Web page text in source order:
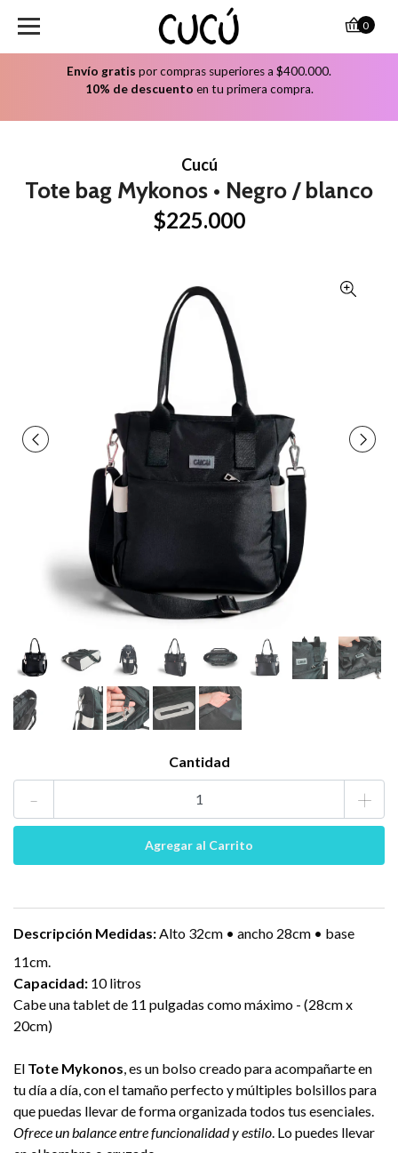
Envío gratis por compras superiores a $400.000.
10% de descuento en tu primera compra.
0
Cucú
Tote bag Mykonos • Negro / blanco
$225.000
Cantidad
- +
Descripción Medidas: Alto 32cm • ancho 28cm • base
11cm.
Capacidad: 10 litros
Cabe una tablet de 11 pulgadas como máximo - (28cm x
20cm)
El Tote Mykonos , es un bolso creado para acompañarte en
tu día a día, con el tamaño perfecto y múltiples bolsillos para
que puedas llevar de forma organizada todos tus esenciales.
Ofrece un balance entre funcionalidad y estilo . Lo puedes llevar